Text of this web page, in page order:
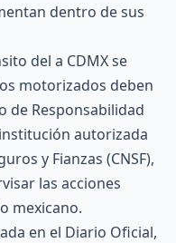
dentro de sus
del a CDMX se
motorizados deben
de Responsabilidad
autorizada
y Fianzas (CNSF),
las acciones
mexicano.
en el Diario Oficial,